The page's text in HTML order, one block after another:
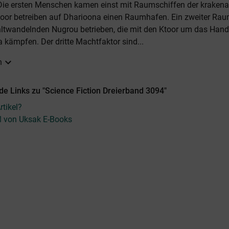
ersten Menschen kamen einst mit Raumschiffen der
betreiben auf Dharioona einen Raumhafen. Ein zweiter
Nugrou betrieben, die mit den Ktoor um das
kämpfen. Der dritte Machtfaktor sind...
expand_more
Links zu "Science Fiction Dreierband 3094"
von Uksak E-Books